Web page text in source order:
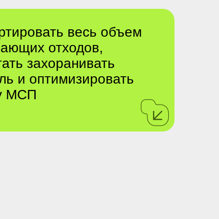
весь объем
отходов,
захоранивать
и оптимизировать
МСП
на обработку
c
политикой